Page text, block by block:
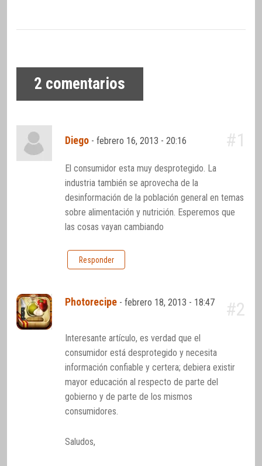
2 comentarios
Diego -febrero 16, 2013 - 20:16 #1
El consumidor esta muy desprotegido. La
industria también se aprovecha de la
desinformación de la población general en temas
sobre alimentación y nutrición. Esperemos que
las cosas vayan cambiando
Responder
Photorecipe -febrero 18, 2013 - 18:47 #2
Interesante artículo, es verdad que el
consumidor está desprotegido y necesita
información confiable y certera; debiera existir
mayor educación al respecto de parte del
gobierno y de parte de los mismos
consumidores.
Saludos,